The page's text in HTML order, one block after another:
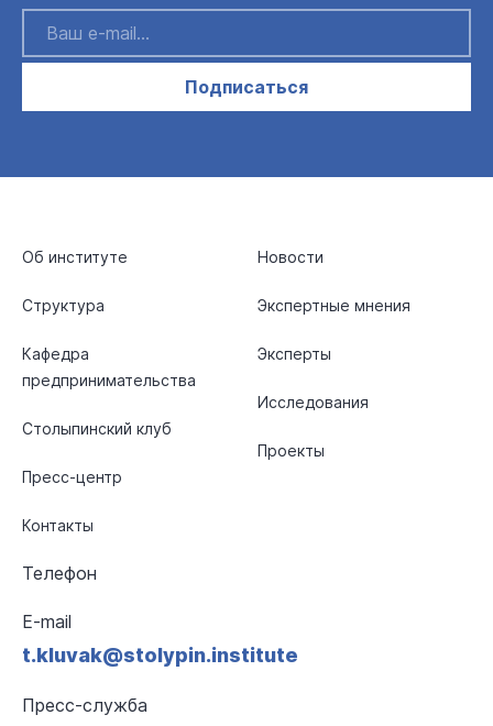
Подписаться
Об институте
Структура
Кафедра
предпринимательства
Столыпинский клуб
Пресс-центр
Контакты
Новости
Экспертные мнения
Эксперты
Исследования
Проекты
Телефон
E-mail
t.kluvak@stolypin.institute
Пресс-служба